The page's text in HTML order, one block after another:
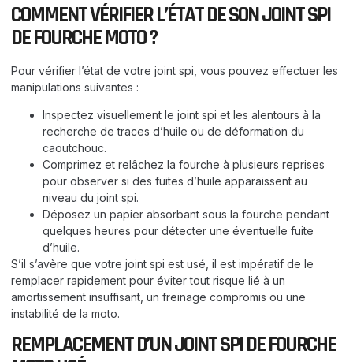
COMMENT VÉRIFIER L’ÉTAT DE SON JOINT SPI
DE FOURCHE MOTO ?
Pour vérifier l’état de votre joint spi, vous pouvez effectuer les
manipulations suivantes :
Inspectez visuellement le joint spi et les alentours à la
recherche de traces d’huile ou de déformation du
caoutchouc.
Comprimez et relâchez la fourche à plusieurs reprises
pour observer si des fuites d’huile apparaissent au
niveau du joint spi.
Déposez un papier absorbant sous la fourche pendant
quelques heures pour détecter une éventuelle fuite
d’huile.
S’il s’avère que votre joint spi est usé, il est impératif de le
remplacer rapidement pour éviter tout risque lié à un
amortissement insuffisant, un freinage compromis ou une
instabilité de la moto.
REMPLACEMENT D’UN JOINT SPI DE FOURCHE